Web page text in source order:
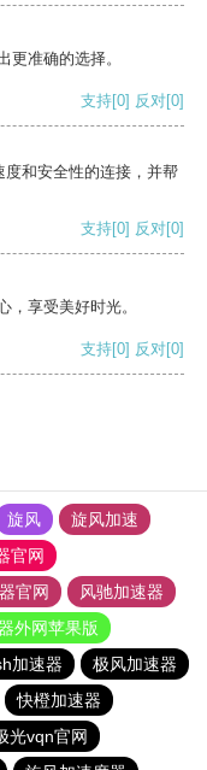
更准确的选择。
支持[0] 反对[0]
和安全性的连接，并帮
支持[0] 反对[0]
，享受美好时光。
支持[0] 反对[0]
旋风
旋风加速
官网
官网
风驰加速器
外网苹果版
加速器
极风加速器
快橙加速器
光vqn官网